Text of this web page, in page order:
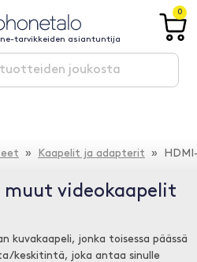
tarvikkeiden asiantuntija
0
» Kaapelit ja adapterit »
muut videokaapelit
kuvakaapeli, jonka toisessa päässä
keskitintä, joka antaa sinulle